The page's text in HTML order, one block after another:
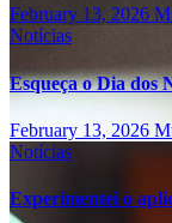
February 13, 2026
Notícias
Esqueça o Dia dos
February 13, 2026
Notícias
Experimentei o